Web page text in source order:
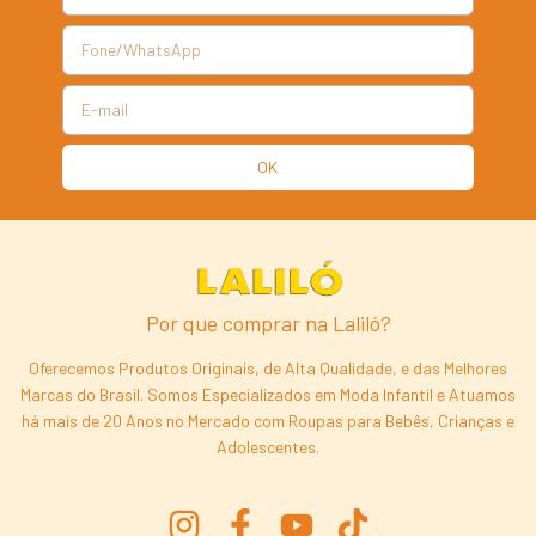
Por que comprar na Laliló?
Oferecemos Produtos Originais, de Alta Qualidade, e das Melhores
Marcas do Brasil. Somos Especializados em Moda Infantil e Atuamos
há mais de 20 Anos no Mercado com Roupas para Bebês, Crianças e
Adolescentes.